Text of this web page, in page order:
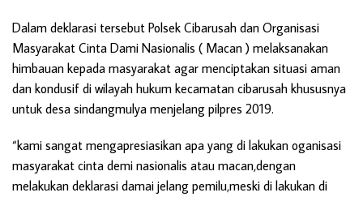
Dalam deklarasi tersebut Polsek Cibarusah dan Organisasi
Masyarakat Cinta Dami Nasionalis ( Macan ) melaksanakan
himbauan kepada masyarakat agar menciptakan situasi aman
dan kondusif di wilayah hukum kecamatan cibarusah khususnya
untuk desa sindangmulya menjelang pilpres 2019.
“kami sangat mengapresiasikan apa yang di lakukan oganisasi
masyarakat cinta demi nasionalis atau macan,dengan
melakukan deklarasi damai jelang pemilu,meski di lakukan di